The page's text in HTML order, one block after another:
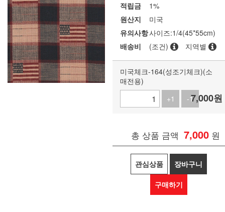
적립금
1%
원산지
미국
유의사항사이즈:1/4(45*55cm)
배송비
(조건) 지역별
미국체크-164(성조기체크)(소
매전용)
+1
-17,000원
총 상품 금액 7,000 원
관심상품 장바구니
구매하기